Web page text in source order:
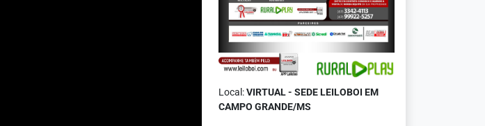
Local:VIRTUAL - SEDE LEILOBOI EM
CAMPO GRANDE/MS